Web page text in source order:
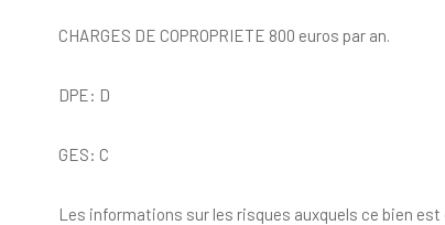
CHARGES DE COPROPRIETE 800 euros par an.
DPE: D
GES: C
Les informations sur les risques auxquels ce bien